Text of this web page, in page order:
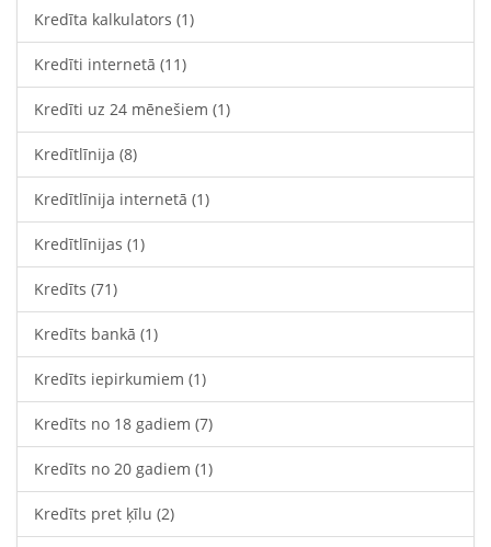
Kredīta kalkulators (1)
Kredīti internetā (11)
Kredīti uz 24 mēnešiem (1)
Kredītlīnija (8)
Kredītlīnija internetā (1)
Kredītlīnijas (1)
Kredīts (71)
Kredīts bankā (1)
Kredīts iepirkumiem (1)
Kredīts no 18 gadiem (7)
Kredīts no 20 gadiem (1)
Kredīts pret ķīlu (2)